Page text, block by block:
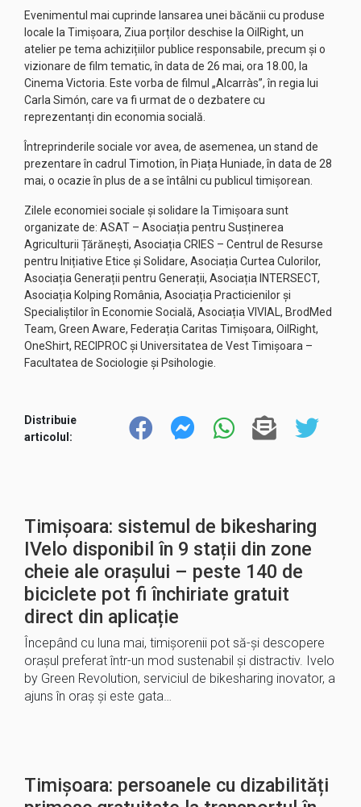
Evenimentul mai cuprinde lansarea unei băcănii cu produse
locale la Timișoara, Ziua porților deschise la OilRight, un
atelier pe tema achizițiilor publice responsabile, precum și o
vizionare de film tematic, în data de 26 mai, ora 18.00, la
Cinema Victoria. Este vorba de filmul „Alcarràs”, în regia lui
Carla Simón, care va fi urmat de o dezbatere cu
reprezentanți din economia socială.
Întreprinderile sociale vor avea, de asemenea, un stand de
prezentare în cadrul Timotion, în Piața Huniade, în data de 28
mai, o ocazie în plus de a se întâlni cu publicul timișorean.
Zilele economiei sociale și solidare la Timișoara sunt
organizate de: ASAT – Asociația pentru Susținerea
Agriculturii Țărănești, Asociația CRIES – Centrul de Resurse
pentru Inițiative Etice și Solidare, Asociația Curtea Culorilor,
Asociația Generații pentru Generații, Asociația INTERSECT,
Asociația Kolping România, Asociația Practicienilor și
Specialiștilor în Economie Socială, Asociația VIVIAL, BrodMed
Team, Green Aware, Federația Caritas Timișoara, OilRight,
OneShirt, RECIPROC și Universitatea de Vest Timișoara –
Facultatea de Sociologie și Psihologie.
Distribuie
articolul:
Timișoara: sistemul de bikesharing
IVelo disponibil în 9 stații din zone
cheie ale orașului – peste 140 de
biciclete pot fi închiriate gratuit
direct din aplicație
Începând cu luna mai, timișorenii pot să-și descopere
orașul preferat într-un mod sustenabil și distractiv. Ivelo
by Green Revolution, serviciul de bikesharing inovator, a
ajuns în oraș și este gata…
Timișoara: persoanele cu dizabilități